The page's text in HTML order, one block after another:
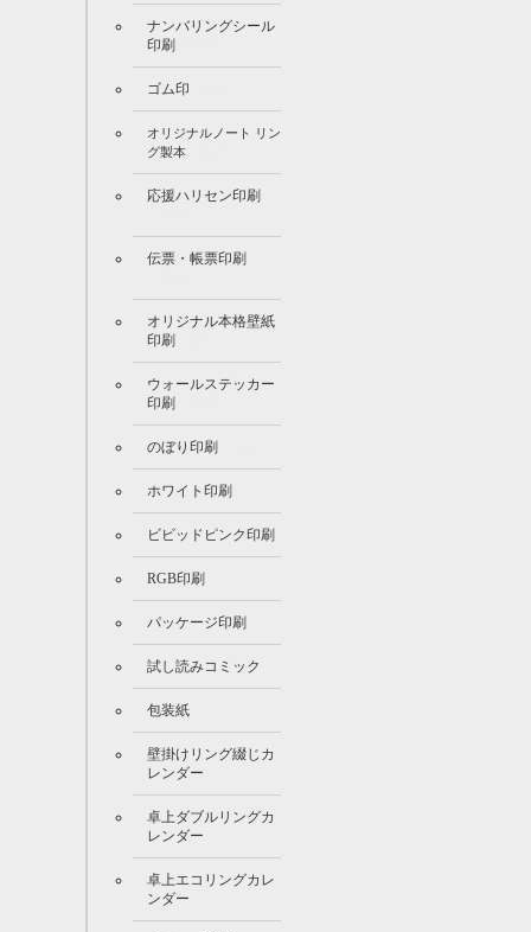
ナンバリングシール
印刷
ゴム印
オリジナルノート リン
グ製本
応援ハリセン印刷
伝票・帳票印刷
オリジナル本格壁紙
印刷
ウォールステッカー
印刷
のぼり印刷
ホワイト印刷
ビビッドピンク印刷
RGB印刷
パッケージ印刷
試し読みコミック
包装紙
壁掛けリング綴じカ
レンダー
卓上ダブルリングカ
レンダー
卓上エコリングカレ
ンダー